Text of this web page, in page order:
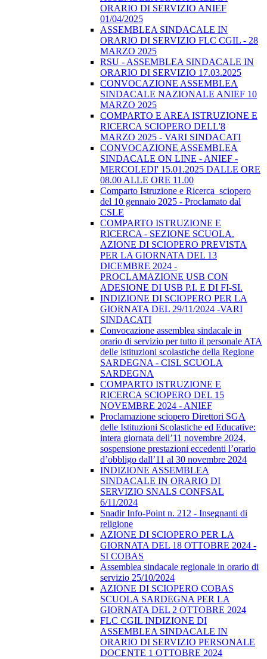
ORARIO DI SERVIZIO ANIEF
01/04/2025
ASSEMBLEA SINDACALE IN
ORARIO DI SERVIZIO FLC CGIL - 28
MARZO 2025
RSU - ASSEMBLEA SINDACALE IN
ORARIO DI SERVIZIO 17.03.2025
CONVOCAZIONE ASSEMBLEA
SINDACALE NAZIONALE ANIEF 10
MARZO 2025
COMPARTO E AREA ISTRUZIONE E
RICERCA SCIOPERO DELL'8
MARZO 2025 - VARI SINDACATI
CONVOCAZIONE ASSEMBLEA
SINDACALE ON LINE - ANIEF -
MERCOLEDI' 15.01.2025 DALLE ORE
08.00 ALLE ORE 11.00
Comparto Istruzione e Ricerca_sciopero
del 10 gennaio 2025 - Proclamato dal
CSLE
COMPARTO ISTRUZIONE E
RICERCA - SEZIONE SCUOLA.
AZIONE DI SCIOPERO PREVISTA
PER LA GIORNATA DEL 13
DICEMBRE 2024 -
PROCLAMAZIONE USB CON
ADESIONE DI USB P.I. E DI FI-SI.
INDIZIONE DI SCIOPERO PER LA
GIORNATA DEL 29/11/2024 -VARI
SINDACATI
Convocazione assemblea sindacale in
orario di servizio per tutto il personale ATA
delle istituzioni scolastiche della Regione
SARDEGNA - CISL SCUOLA
SARDEGNA
COMPARTO ISTRUZIONE E
RICERCA SCIOPERO DEL 15
NOVEMBRE 2024 - ANIEF
Proclamazione sciopero Direttori SGA
delle Istituzioni Scolastiche ed Educative:
intera giornata dell’11 novembre 2024,
sospensione prestazioni eccedenti l’orario
d’obbligo dall’11 al 30 novembre 2024
INDIZIONE ASSEMBLEA
SINDACALE IN ORARIO DI
SERVIZIO SNALS CONFSAL
6/11/2024
Snadir Info-Point n. 212 - Insegnanti di
religione
AZIONE DI SCIOPERO PER LA
GIORNATA DEL 18 OTTOBRE 2024 -
SI COBAS
Assemblea sindacale regionale in orario di
servizio 25/10/2024
AZIONE DI SCIOPERO COBAS
SCUOLA SARDEGNA PER LA
GIORNATA DEL 2 OTTOBRE 2024
FLC CGIL INDIZIONE DI
ASSEMBLEA SINDACALE IN
ORARIO DI SERVIZIO PERSONALE
DOCENTE 1 OTTOBRE 2024